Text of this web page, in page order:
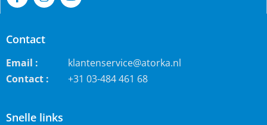
Snelle links
Contact
Email :
klantenservice@atorka.nl
Contact :
+31 03-484 461 68